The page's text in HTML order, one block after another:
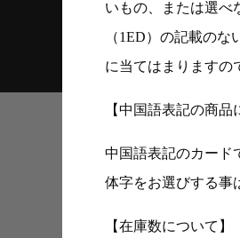
いもの、または選べ
（1ED）の記載の
に当てはまりますの
【中国語表記の商品
中国語表記のカード
体字をお選びする事
【在庫数について】